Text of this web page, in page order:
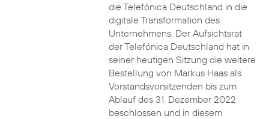
die Telefónica Deutschland in die
digitale Transformation des
Unternehmens. Der Aufsichtsrat
der Telefónica Deutschland hat in
seiner heutigen Sitzung die weitere
Bestellung von Markus Haas als
Vorstandsvorsitzenden bis zum
Ablauf des 31. Dezember 2022
beschlossen und in diesem